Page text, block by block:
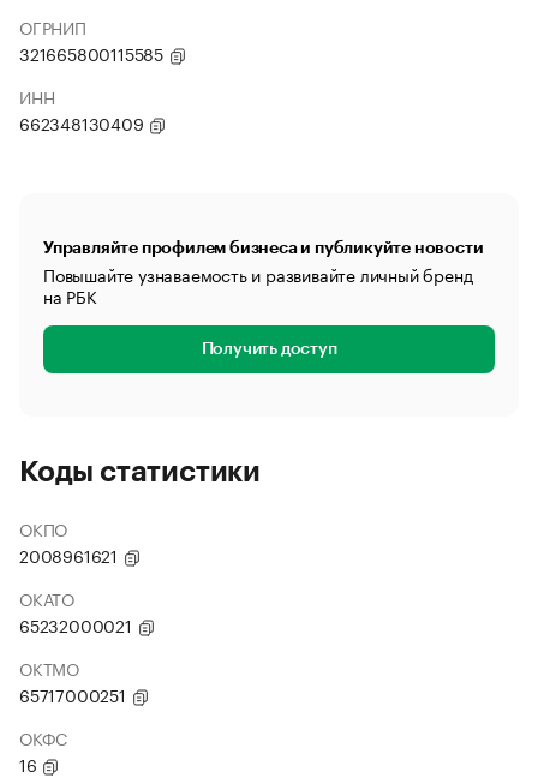
ОГРНИП
321665800115585
ИНН
662348130409
Управляйте профилем бизнеса и публикуйте новости
Повышайте узнаваемость и развивайте личный бренд
на РБК
Получить доступ
Коды статистики
ОКПО
2008961621
ОКАТО
65232000021
ОКТМО
65717000251
ОКФС
16